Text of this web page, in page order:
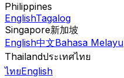
Philippines
EnglishTagalog
Singapore新加坡
English中文Bahasa Melayu
Thailandประเทศไทย
ไทยEnglish